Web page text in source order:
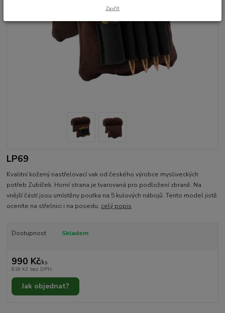
LP69
Kvalitní kožený nastřelovací vak od českého výrobce mysliveckých
potřeb Zubíček. Horní strana je tvarovaná pro podložení zbraně. Na
vnější částí jsou umístěny poutka na 5 kulových nábojů. Tento model jistě
oceníte na střelnici i na posedu. celý popis
Dostupnost Skladem
990 Kč/ks
818 Kč bez DPH
Jak objednat?
Zavřít